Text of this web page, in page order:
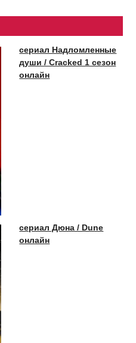
сериал Надломленные
души / Cracked 1 сезон
онлайн
сериал Дюна / Dune
онлайн